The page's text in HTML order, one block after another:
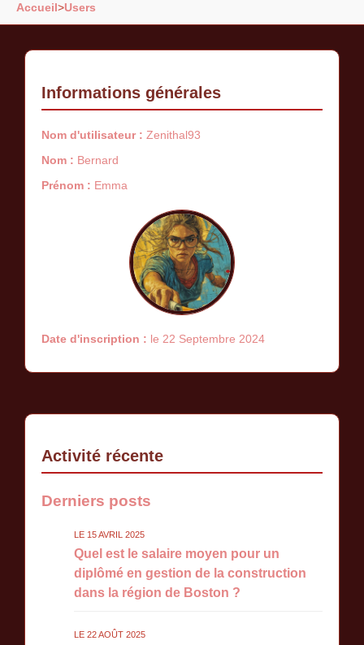
Accueil>Users
Informations générales
Nom d'utilisateur : Zenithal93
Nom : Bernard
Prénom : Emma
Date d'inscription : le 22 Septembre 2024
Activité récente
Derniers posts
LE 15 AVRIL 2025
Quel est le salaire moyen pour un
diplômé en gestion de la construction
dans la région de Boston ?
LE 22 AOÛT 2025